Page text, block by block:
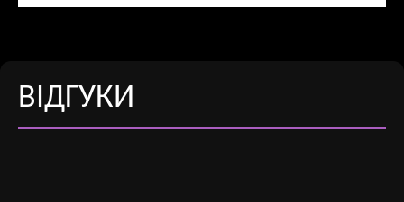
ВІДГУКИ